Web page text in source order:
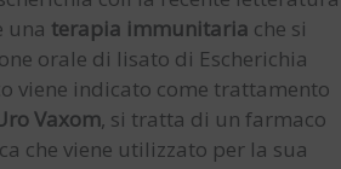
una terapia immunitaria che si
orale di lisato di Escherichia
viene indicato come trattamento
Vaxom, si tratta di un farmaco
che viene utilizzato per la sua